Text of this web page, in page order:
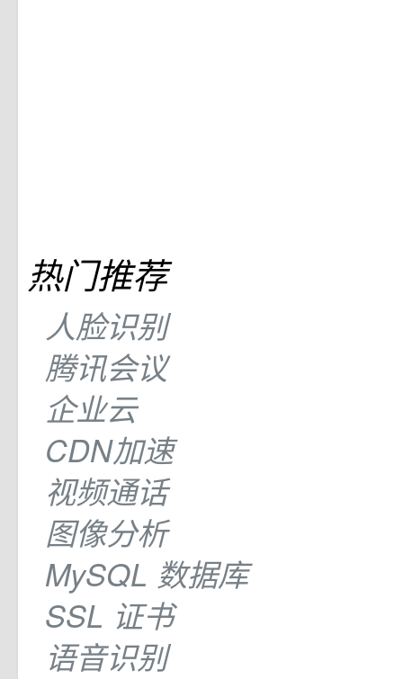
热门推荐
人脸识别
腾讯会议
企业云
CDN加速
视频通话
图像分析
MySQL 数据库
SSL 证书
语音识别